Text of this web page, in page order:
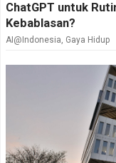
ChatGPT untuk
Kebablasan?
AI@Indonesia, Gaya Hidup